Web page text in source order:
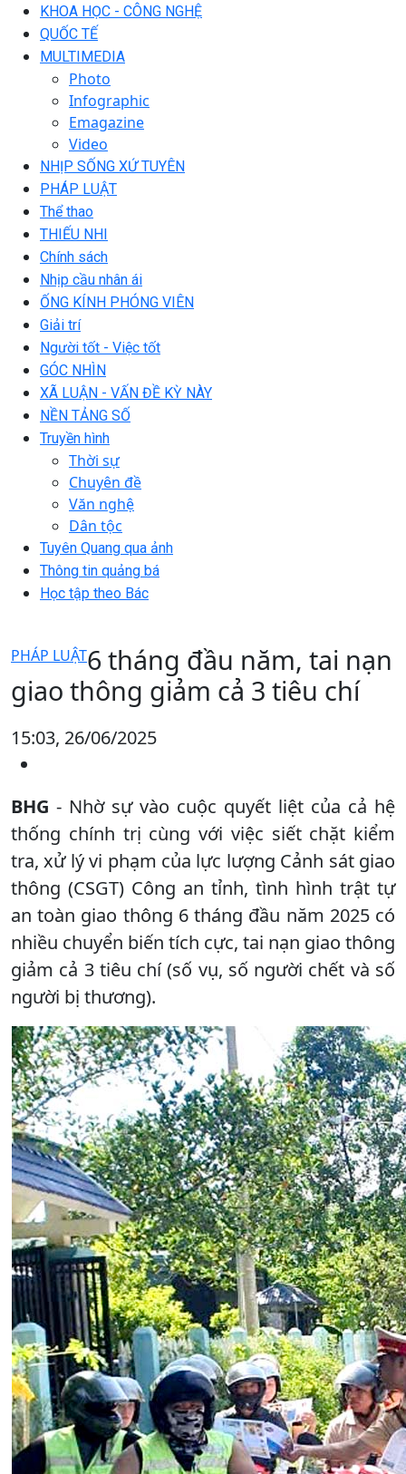
KHOA HỌC - CÔNG NGHỆ
QUỐC TẾ
MULTIMEDIA
Photo
Infographic
Emagazine
Video
NHỊP SỐNG XỨ TUYÊN
PHÁP LUẬT
Thể thao
THIẾU NHI
Chính sách
Nhịp cầu nhân ái
ỐNG KÍNH PHÓNG VIÊN
Giải trí
Người tốt - Việc tốt
GÓC NHÌN
XÃ LUẬN - VẤN ĐỀ KỲ NÀY
NỀN TẢNG SỐ
Truyền hình
Thời sự
Chuyên đề
Văn nghệ
Dân tộc
Tuyên Quang qua ảnh
Thông tin quảng bá
Học tập theo Bác
PHÁP LUẬT6 tháng đầu năm, tai nạn
giao thông giảm cả 3 tiêu chí
15:03, 26/06/2025
BHG - Nhờ sự vào cuộc quyết liệt của cả hệ
thống chính trị cùng với việc siết chặt kiểm
tra, xử lý vi phạm của lực lượng Cảnh sát giao
thông (CSGT) Công an tỉnh, tình hình trật tự
an toàn giao thông 6 tháng đầu năm 2025 có
nhiều chuyển biến tích cực, tai nạn giao thông
giảm cả 3 tiêu chí (số vụ, số người chết và số
người bị thương).